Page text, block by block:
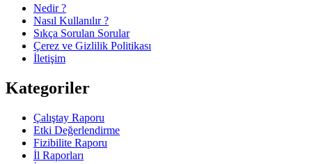
Nedir ?
Nasıl Kullanılır ?
Sıkça Sorulan Sorular
Çerez ve Gizlilik Politikası
İletişim
Kategoriler
Çalıştay Raporu
Etki Değerlendirme
Fizibilite Raporu
İl Raporları